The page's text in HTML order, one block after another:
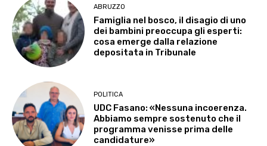
ABRUZZO
Famiglia nel bosco, il disagio di uno
dei bambini preoccupa gli esperti:
cosa emerge dalla relazione
depositata in Tribunale
POLITICA
UDC Fasano: «Nessuna incoerenza.
Abbiamo sempre sostenuto che il
programma venisse prima delle
candidature»